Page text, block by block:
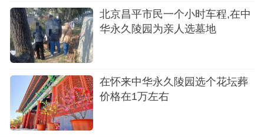
中华永久陵园海棠苑
中华永久陵园海棠苑
第二天来接他的是小王。因为他百度他家距离
中华永久陵园也不是太远。一路上看的也到挺顺
北京昌平市民一个小时车程,在中
华永久陵园为亲人选墓地
在怀来中华永久陵园选个花坛葬
价格在1万左右